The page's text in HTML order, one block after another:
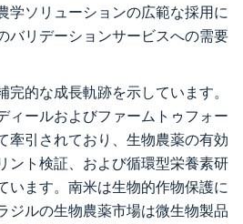
学ソリューションの広範な採用に
バリデーションサービスへの需要
完的な成長軌跡を示しています。
ィールおよびファームトゥフォー
牽引されており、生物農薬の有効
ント検証、および循環型栄養素研
います。南米は生物的作物保護に
ジルの生物農薬市場は微生物製品